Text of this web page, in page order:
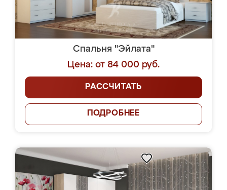
Спальня "Эйлата"
Цена: от 84 000 руб.
РАССЧИТАТЬ
ПОДРОБНЕЕ